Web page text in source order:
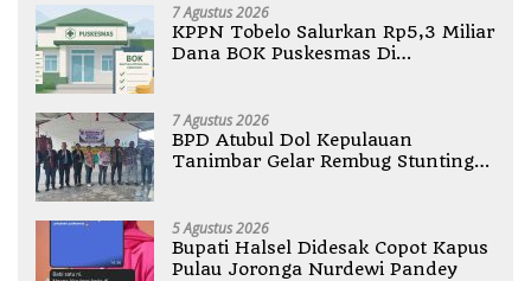
7 Agustus 2026
KPPN Tobelo Salurkan Rp5,3 Miliar
Dana BOK Puskesmas Di
7 Agustus 2026
BPD Atubul Dol Kepulauan
Tanimbar Gelar Rembug Stunting
5 Agustus 2026
Bupati Halsel Didesak Copot Kapus
Pulau Joronga Nurdewi Pandey